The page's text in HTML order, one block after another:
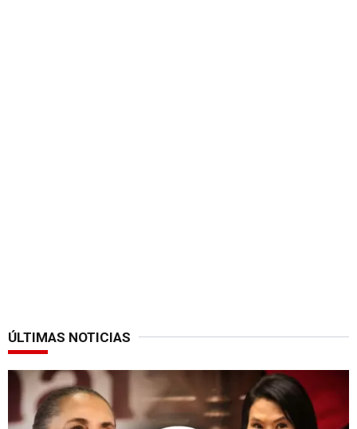
ÚLTIMAS NOTICIAS